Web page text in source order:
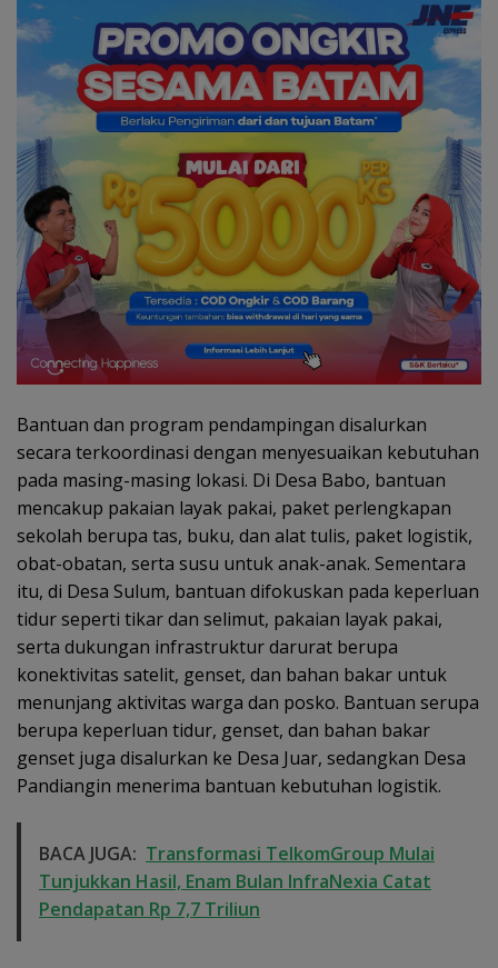
Bantuan dan program pendampingan disalurkan
secara terkoordinasi dengan menyesuaikan kebutuhan
pada masing-masing lokasi. Di Desa Babo, bantuan
mencakup pakaian layak pakai, paket perlengkapan
sekolah berupa tas, buku, dan alat tulis, paket logistik,
obat-obatan, serta susu untuk anak-anak. Sementara
itu, di Desa Sulum, bantuan difokuskan pada keperluan
tidur seperti tikar dan selimut, pakaian layak pakai,
serta dukungan infrastruktur darurat berupa
konektivitas satelit, genset, dan bahan bakar untuk
menunjang aktivitas warga dan posko. Bantuan serupa
berupa keperluan tidur, genset, dan bahan bakar
genset juga disalurkan ke Desa Juar, sedangkan Desa
Pandiangin menerima bantuan kebutuhan logistik.
BACA JUGA: Transformasi TelkomGroup Mulai
Tunjukkan Hasil, Enam Bulan InfraNexia Catat
Pendapatan Rp 7,7 Triliun